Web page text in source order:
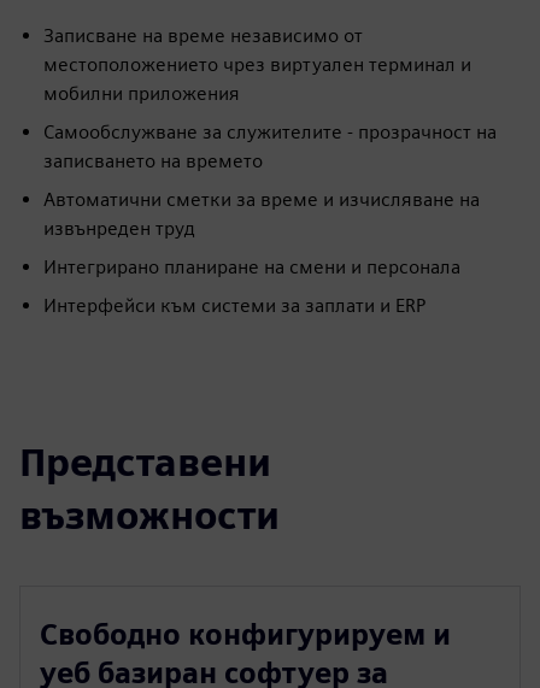
Записване на време независимо от
местоположението чрез виртуален терминал и
мобилни приложения
Самообслужване за служителите - прозрачност на
записването на времето
Автоматични сметки за време и изчисляване на
извънреден труд
Интегрирано планиране на смени и персонала
Интерфейси към системи за заплати и ERP
Представени
възможности
Свободно конфигурируем и
уеб базиран софтуер за